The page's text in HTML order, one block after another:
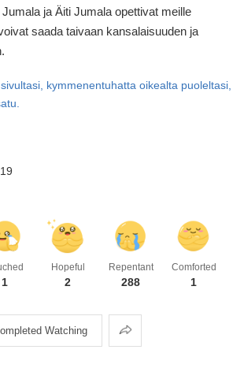
ja Äiti Jumala opettivat meille
saada taivaan kansalaisuuden ja
kymmenentuhatta oikealta puoleltasi,
1
Hopeful
2
Repentant
288
Comforted
1
Watching Share